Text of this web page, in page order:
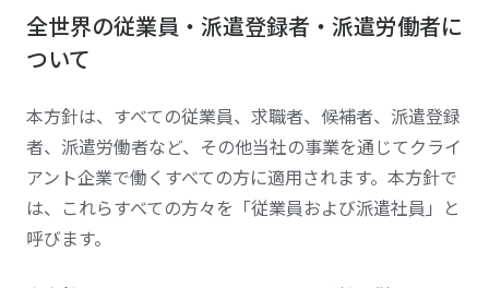
全世界の従業員・派遣登録者・派遣労働者に
ついて
本方針は、すべての従業員、求職者、候補者、派遣登録
者、派遣労働者など、その他当社の事業を通じてクライ
アント企業で働くすべての方に適用されます。本方針で
は、これらすべての方々を「従業員および派遣社員」と
呼びます。